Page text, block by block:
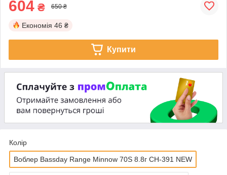
604 ₴ 650 ₴
Економія 46 ₴
Купити
Колір
Воблер Bassday Range Minnow 70S 8.8г CH-391 NEW